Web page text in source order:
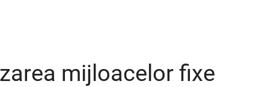
mijloacelor fixe